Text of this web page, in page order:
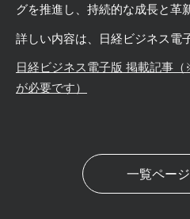
グを推進し、持続的な成長と革
詳しい内容は、日経ビジネス電
日経ビジネス電子版 掲載記事
が必要です）
一覧ペー